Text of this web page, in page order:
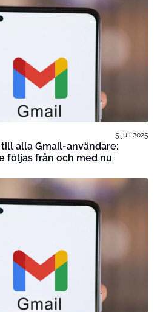
5 juli 2025
alla Gmail-användare:
följas från och med nu